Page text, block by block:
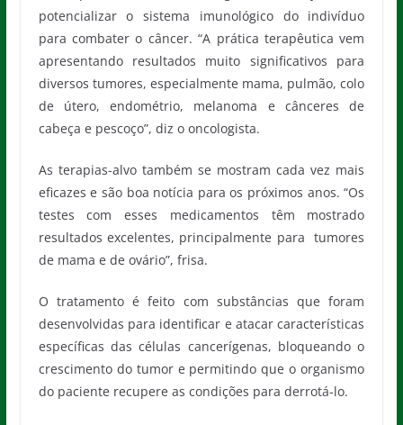
potencializar o sistema imunológico do indivíduo
para combater o câncer. “A prática terapêutica vem
apresentando resultados muito significativos para
diversos tumores, especialmente mama, pulmão, colo
de útero, endométrio, melanoma e cânceres de
cabeça e pescoço”, diz o oncologista.
As terapias-alvo também se mostram cada vez mais
eficazes e são boa notícia para os próximos anos. “Os
testes com esses medicamentos têm mostrado
resultados excelentes, principalmente para tumores
de mama e de ovário”, frisa.
O tratamento é feito com substâncias que foram
desenvolvidas para identificar e atacar características
específicas das células cancerígenas, bloqueando o
crescimento do tumor e permitindo que o organismo
do paciente recupere as condições para derrotá-lo.